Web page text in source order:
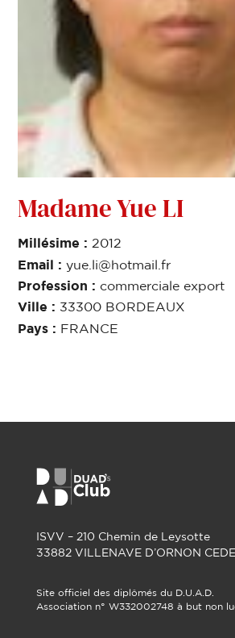
Madame Yue LI
Millésime :2012
Email :yue.li@hotmail.fr
Profession : commerciale export
Ville : 33300 BORDEAUX
Pays : FRANCE
ISVV – 210 Chemin de Leysotte
33882 VILLENAVE D’ORNON
Site officiel des diplômés du D.U.A.D.
Association n° W332002748 à but non